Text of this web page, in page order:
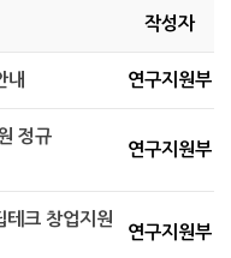
작성자
내 연구지원부
정규
연구지원부
테크 창업지원
연구지원부